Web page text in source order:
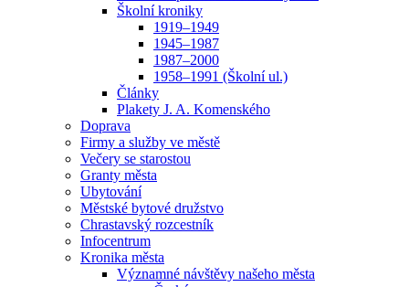
Školní kroniky
1919–1949
1945–1987
1987–2000
1958–1991 (Školní ul.)
Články
Plakety J. A. Komenského
Doprava
Firmy a služby ve městě
Večery se starostou
Granty města
Ubytování
Městské bytové družstvo
Chrastavský rozcestník
Infocentrum
Kronika města
Významné návštěvy našeho města